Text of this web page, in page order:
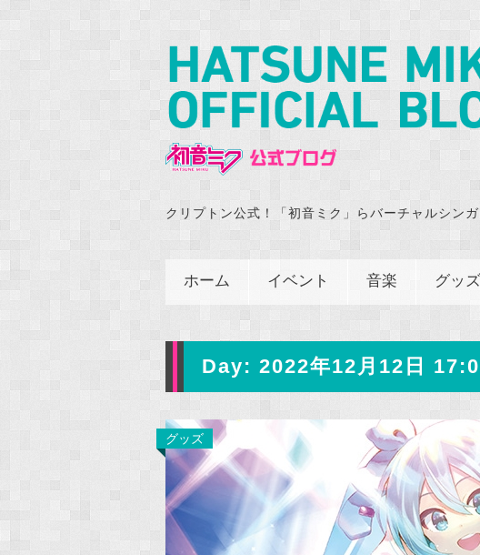
クリプトン公式！「初音ミク」らバーチャルシン
ホーム イベント 音楽 グッズ
Day: 2022年12月12日
グッズ